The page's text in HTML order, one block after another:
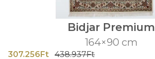
Bidjar Premium
164×90 cm
307.256Ft 438.937Ft